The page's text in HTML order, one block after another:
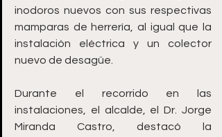
inodoros nuevos con sus respectivas
mamparas de herrería, al igual que la
instalación eléctrica y un colector
nuevo de desagüe.
Durante el recorrido en las
instalaciones, el alcalde, el Dr. Jorge
Miranda Castro, destacó la